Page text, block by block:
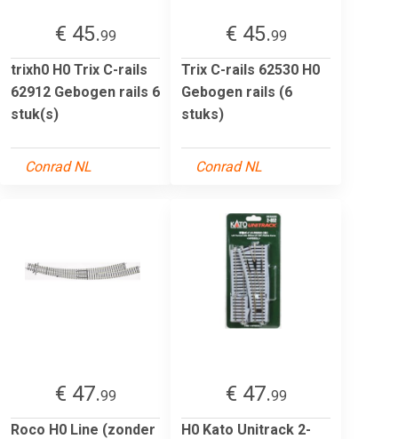
€ 45.99
trixh0 H0 Trix C-rails
62912 Gebogen rails 6
stuk(s)
Conrad NL
€ 45.99
Trix C-rails 62530 H0
Gebogen rails (6
stuks)
Conrad NL
€ 47.99
Roco H0 Line (zonder
€ 47.99
H0 Kato Unitrack 2-